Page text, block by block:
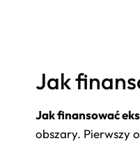
Jak
Jak finansować
obszary. Pierwszy